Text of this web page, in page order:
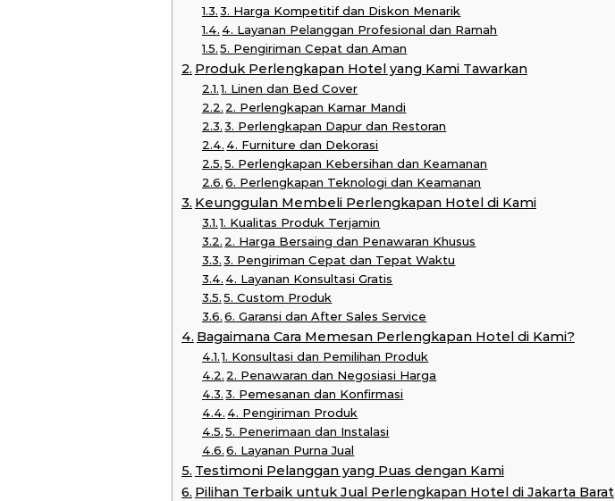
3. Harga Kompetitif dan Diskon Menarik
4. Layanan Pelanggan Profesional dan Ramah
5. Pengiriman Cepat dan Aman
Produk Perlengkapan Hotel yang Kami Tawarkan
1. Linen dan Bed Cover
2. Perlengkapan Kamar Mandi
3. Perlengkapan Dapur dan Restoran
4. Furniture dan Dekorasi
5. Perlengkapan Kebersihan dan Keamanan
6. Perlengkapan Teknologi dan Keamanan
Keunggulan Membeli Perlengkapan Hotel di Kami
1. Kualitas Produk Terjamin
2. Harga Bersaing dan Penawaran Khusus
3. Pengiriman Cepat dan Tepat Waktu
4. Layanan Konsultasi Gratis
5. Custom Produk
6. Garansi dan After Sales Service
Bagaimana Cara Memesan Perlengkapan Hotel di Kami?
1. Konsultasi dan Pemilihan Produk
2. Penawaran dan Negosiasi Harga
3. Pemesanan dan Konfirmasi
4. Pengiriman Produk
5. Penerimaan dan Instalasi
6. Layanan Purna Jual
Testimoni Pelanggan yang Puas dengan Kami
Pilihan Terbaik untuk Jual Perlengkapan Hotel di Jakarta Barat